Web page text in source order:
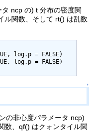
ncp の) t 分布の密度関
ル関数、そして rt() は乱数
log.p = FALSE)
log.p = FALSE)
↑
の非心度パラメータ ncp)
数、qf() はクォンタイル関